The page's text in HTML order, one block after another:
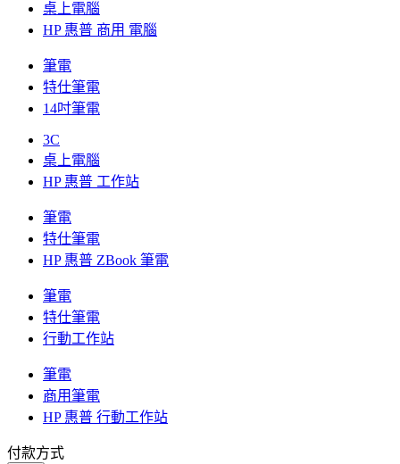
桌上電腦
HP 惠普 商用 電腦
筆電
特仕筆電
14吋筆電
3C
桌上電腦
HP 惠普 工作站
筆電
特仕筆電
HP 惠普 ZBook 筆電
筆電
特仕筆電
行動工作站
筆電
商用筆電
HP 惠普 行動工作站
付款方式